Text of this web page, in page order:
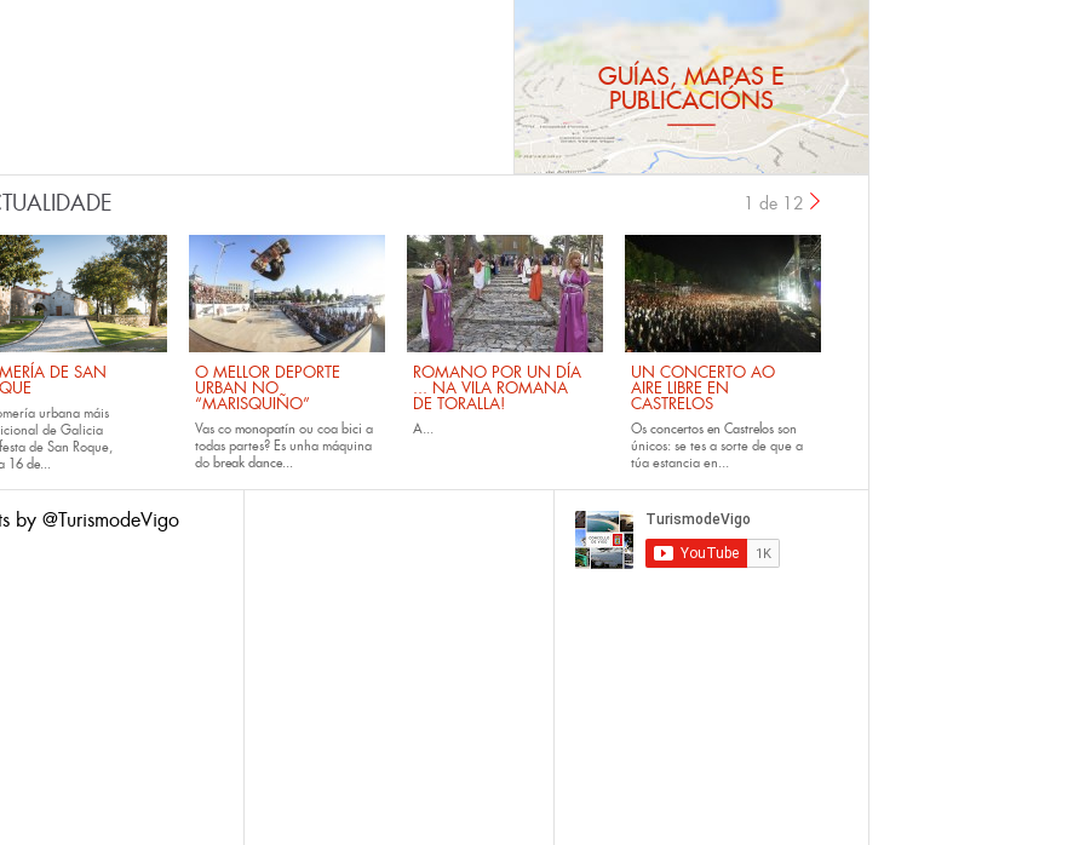
GUÍAS, MAPAS E
PUBLICACIÓNS
DE SAN
urbana máis
de Galicia
de San Roque,
16 de...
O MELLOR DEPORTE
URBAN NO
“MARISQUIÑO”
Vas co monopatín ou coa bici a
todas partes? Es unha máquina
do break dance...
ROMANO POR UN DÍA
... NA VILA ROMANA
DE TORALLA!
A...
UN CONCERTO AO
AIRE LIBRE EN
CASTRELOS
Os concertos en Castrelos son
únicos: se tes a sorte de que a
túa estancia en...
1 de 12
by @TurismodeVigo